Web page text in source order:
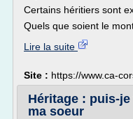
Certains héritiers sont
Quels que soient le
Lire la suite
Site : https://www.ca-
Héritage : puis-
ma soeur